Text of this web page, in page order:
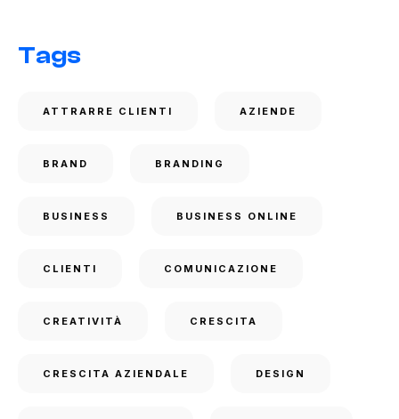
Tags
ATTRARRE CLIENTI AZIENDE
BRAND BRANDING
BUSINESS BUSINESS ONLINE
CLIENTI COMUNICAZIONE
CREATIVITÀ CRESCITA
CRESCITA AZIENDALE DESIGN